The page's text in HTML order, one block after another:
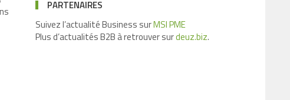
PARTENAIRES
Suivez l’actualité Business surMSI PME
Plus d’actualités B2B à retrouver surdeuz.biz.